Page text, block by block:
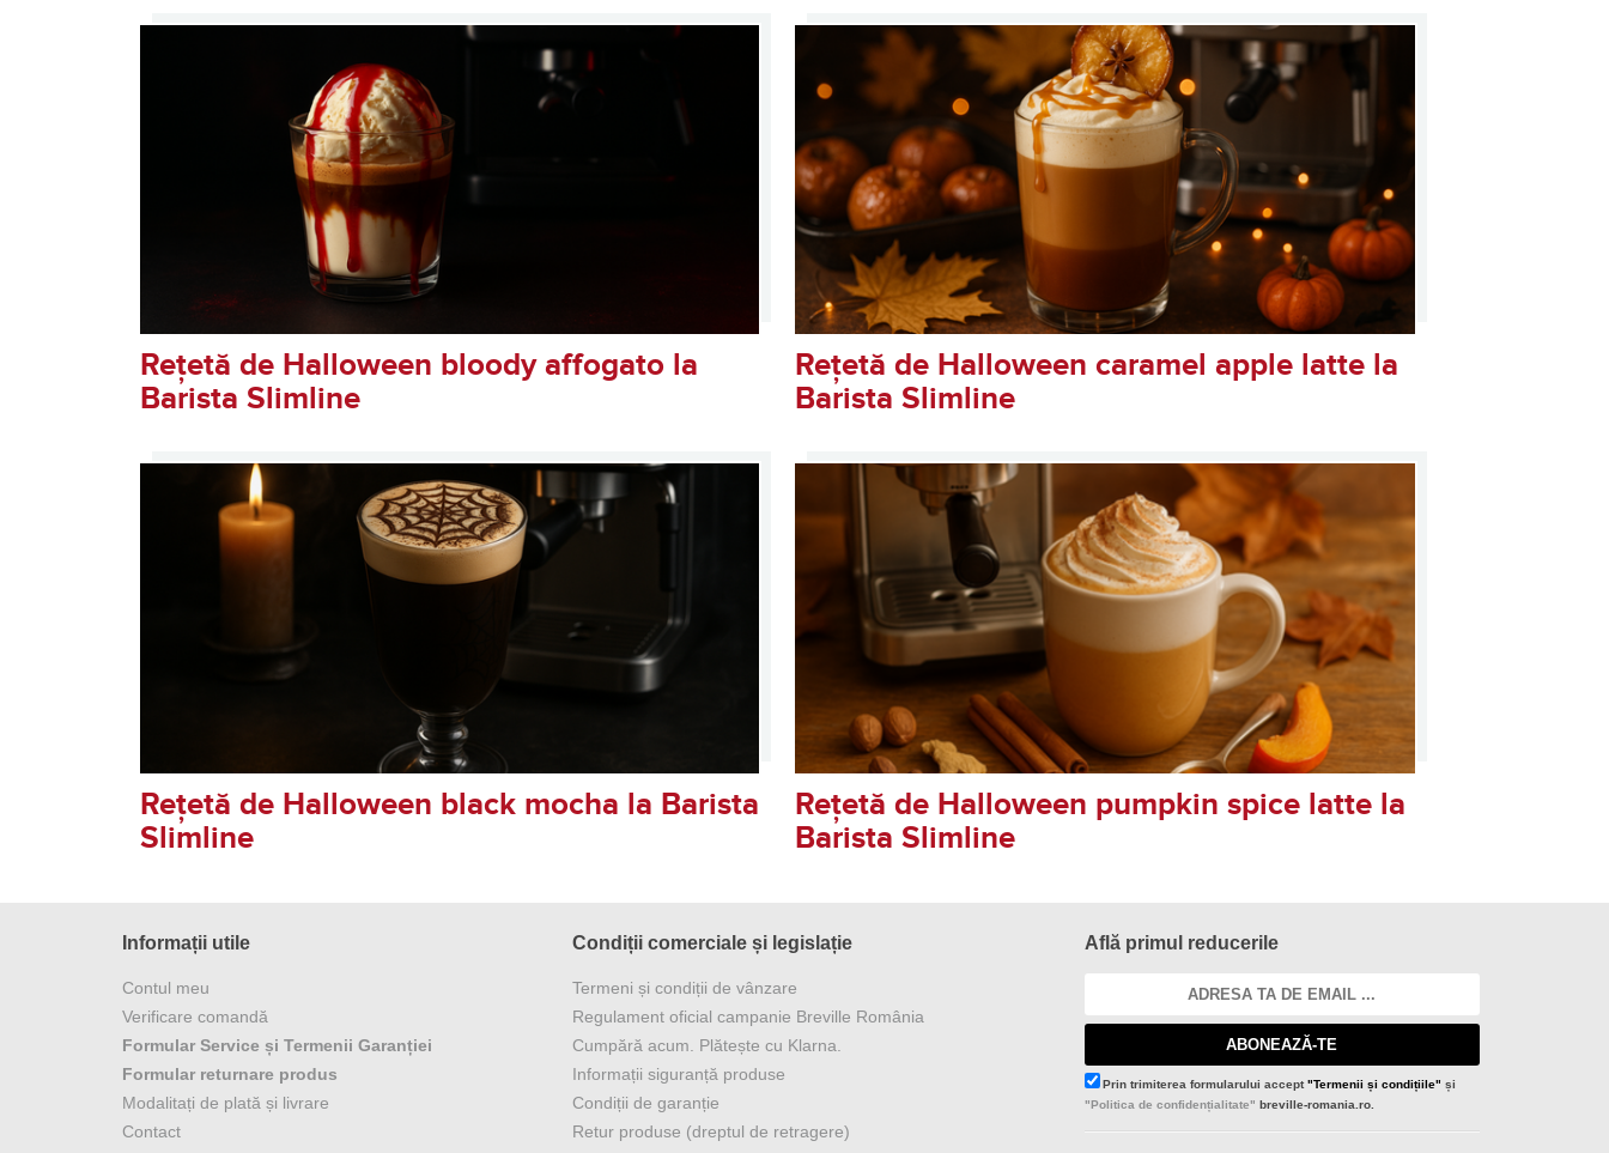
Rețetă de Halloween bloody affogato la
Barista Slimline
Rețetă de Halloween caramel apple latte la
Barista Slimline
Rețetă de Halloween black mocha la Barista
Slimline
Rețetă de Halloween pumpkin spice latte la
Barista Slimline
Informații utile
Contul meu
Verificare comandă
Formular Service și Termenii Garanției
Formular returnare produs
Modalitați de plată și livrare
Contact
Condiții comerciale și legislație
Termeni și condiții de vânzare
Regulament oficial campanie Breville România
Cumpără acum. Plătește cu Klarna.
Informații siguranță produse
Condiții de garanție
Retur produse (dreptul de retragere)
Află primul reducerile
ABONEAZĂ-TE
Prin trimiterea formularului accept"Termenii și condițiile" și
"Politica de confidențialitate" breville-romania.ro.